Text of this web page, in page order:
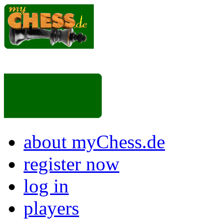
about myChess.de
register now
log in
players